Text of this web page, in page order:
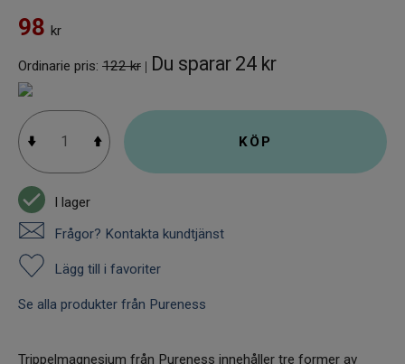
98 kr
Ordinarie pris: 122 kr | Du sparar 24 kr
KÖP
I lager
Frågor? Kontakta kundtjänst
Lägg till i favoriter
Se alla produkter från Pureness
Trippelmagnesium från Pureness innehåller tre former av